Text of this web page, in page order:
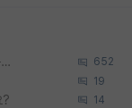
[무료] 2026 미국 대학원 유학 스타터팩 - 가이드북 & 합격자 컨택메일 템플릿 652
19
? 14